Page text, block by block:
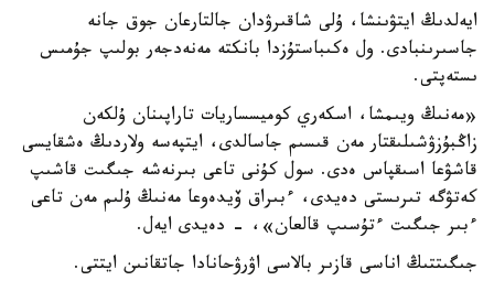
ايەلدىڭ ايتۋىنشا، ۇلى شاقىرۋدان جالتارعان جوق جانە
جاسىرىنبادى. ول ەكىباستۇزدا بانكتە مەنەدجەر بولىپ جۇمىس
ىستەپتى.
«مەنىڭ ويىمشا، اسكەري كوميسساريات تاراپىنان ۇلكەن
زاڭبۇزۋشىلىقتار مەن قىسىم جاسالدى، ايتپەسە ولاردىڭ ەشقايسى
قاشۋعا اسىقپاس ەدى. سول كۇنى تاعى بىرنەشە جىگىت قاشىپ
كەتۋگە تىرىستى دەيدى، ءبىراق ۆيدەوعا مەنىڭ ۇلىم مەن تاعى
ءبىر جىگىت ءتۇسىپ قالعان»، - دەيدى ايەل.
جىگىتتىڭ اناسى قازىر بالاسى اۋرۋحانادا جاتقانىن ايتتى.